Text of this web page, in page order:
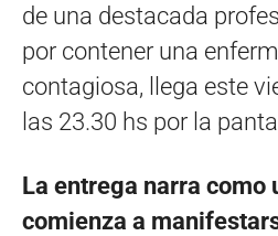
de una destacada
por contener una
contagiosa, llega este
las 23.30 hs por la
La entrega narra como
comienza a